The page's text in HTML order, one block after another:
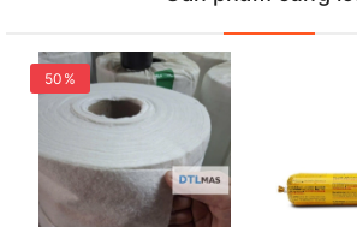
SikaWall 720 Emang lại nhiều lợi ích vượt
Sẵn sàng sử dụng
: Không cần pha
Đa năng: Phù hợp với nhiều loại bề
50%